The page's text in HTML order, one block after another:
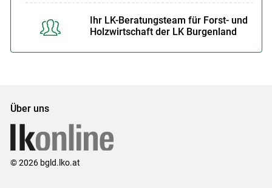
Ihr LK-Beratungsteam für Forst- und
Holzwirtschaft der LK Burgenland
Über uns
© 2026 bgld.lko.at